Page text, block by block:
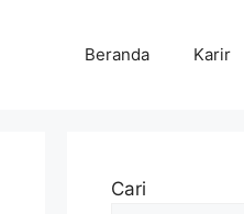
Beranda Karir
Cari